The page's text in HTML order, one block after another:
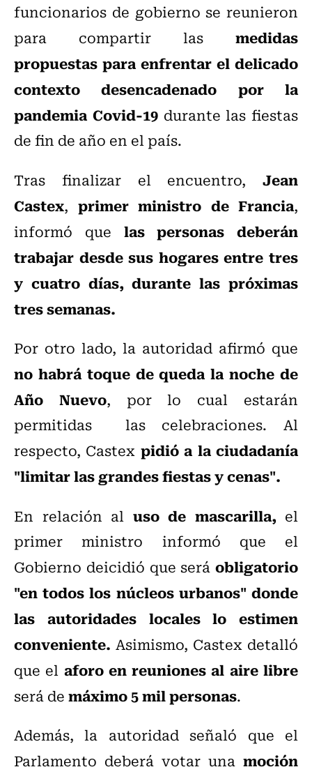
funcionarios de gobierno se reunieron
para compartir las medidas
propuestas para enfrentar el delicado
contexto desencadenado por la
pandemia Covid-19durante las fiestas
de fin de año en el país.
Tras finalizar el encuentro,
Jean
Castex, primer ministro de Francia,
informó que las personas deberán
trabajar desde sus hogares entre tres
y cuatro días, durante las próximas
tres semanas.
Por otro lado, la autoridad afirmó que
no habrá toque de queda la noche de
Año Nuevo, por lo cual estarán
permitidas las celebraciones. Al
respecto, Castex pidió a la ciudadanía
"limitar las grandes fiestas y cenas".
En relación al uso de mascarilla,el
primer ministro informó que el
Gobierno deicidió que será obligatorio
"en todos los núcleos urbanos" donde
las autoridades locales lo estimen
conveniente. Asimismo, Castex detalló
que el aforo en reuniones al aire libre
será demáximo 5 mil personas.
Además, la autoridad señaló que el
Parlamento deberá votar una moción